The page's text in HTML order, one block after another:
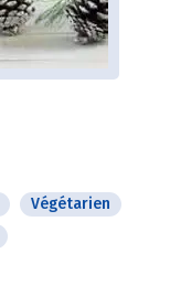
Végétarien